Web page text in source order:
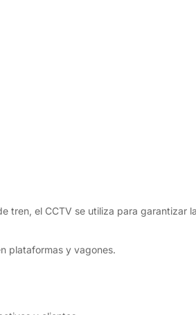
tren, el CCTV se utiliza para garantizar
plataformas y vagones.